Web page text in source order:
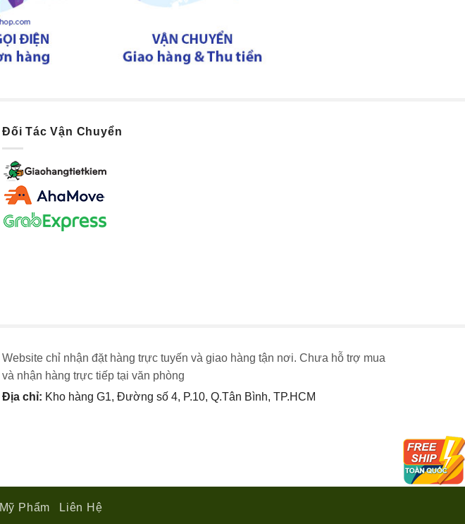
Đối Tác Vận Chuyển
Website chỉ nhận đặt hàng trực tuyến và giao hàng tận nơi. Chưa hỗ trợ mua
và nhận hàng trực tiếp tại văn phòng
Địa chỉ: Kho hàng G1, Đường số 4, P.10, Q.Tân Bình, TP.HCM
Mỹ Phẩm
Liên Hệ